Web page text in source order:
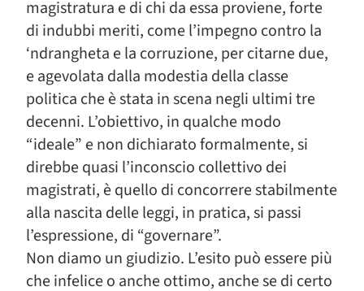
magistratura e di chi da essa proviene, forte
di indubbi meriti, come l’impegno contro la
‘ndrangheta e la corruzione, per citarne due,
e agevolata dalla modestia della classe
politica che è stata in scena negli ultimi tre
decenni. L’obiettivo, in qualche modo
“ideale” e non dichiarato formalmente, si
direbbe quasi l’inconscio collettivo dei
magistrati, è quello di concorrere stabilmente
alla nascita delle leggi, in pratica, si passi
l’espressione, di “governare”.
Non diamo un giudizio. L’esito può essere più
che infelice o anche ottimo, anche se di certo